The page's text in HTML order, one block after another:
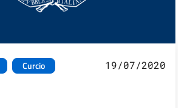
Curcio
19/07/2020